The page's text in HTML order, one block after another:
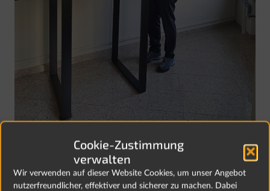
Cookie-Zustimmung
verwalten
Wir verwenden auf dieser Website Cookies, um unser Angebot
nutzerfreundlicher, effektiver und sicherer zu machen. Dabei
Wenn Sie wissen wollen, was wir in den letzten 30
Jahren alles erlebt haben und vor allem, was wir noch